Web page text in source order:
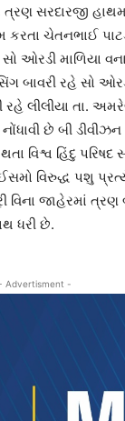
સરદારજી
ચેતનભાઈ
સો ઓરડી માળિયા
બાવરી રહે સો
રહે લીલીયા તા.
નોંધાવી છે બી
વિશ્વ હિંદુ પરિષદ
વિરુદ્ધ પશુ
જાહેરમાં ત્રણ
ધરી છે.
Advertisment -